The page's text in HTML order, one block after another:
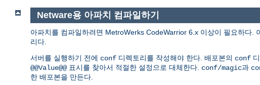
Netware용 아파치 컴파일하기
아파치를 컴파일하려면 MetroWerks CodeWarrior 6.x 이상이 필요하다
리다.
서버를 실행하기 전에 conf 디렉토리를 작성해야 한다. 배포본의 conf
@@Value@@표시를 찾아서 적절한 설정으로 대체한다. conf/magic과
한 배포본을 만든다.